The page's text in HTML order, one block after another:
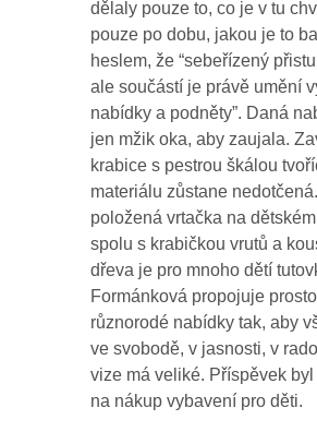
dělaly pouze to, co je v tu
pouze po dobu, jakou je to
heslem, že “sebeřízený
ale součástí je právě umění
nabídky a podněty”. Daná
jen mžik oka, aby zaujala.
krabice s pestrou škálou
materiálu zůstane
položená vrtačka na
spolu s krabičkou vrutů a
dřeva je pro mnoho dětí
Formánková propojuje
různorodé nabídky tak, aby
ve svobodě, v jasnosti, v
vize má veliké. Příspěvek
na nákup vybavení pro děti.